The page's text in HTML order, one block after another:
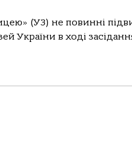
(УЗ) не повинні
України в ході